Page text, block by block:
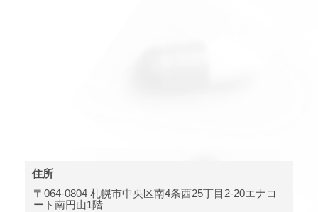
住所
〒064-0804 札幌市中央区南4条西25丁目2-20エナコ
ート南円山1階